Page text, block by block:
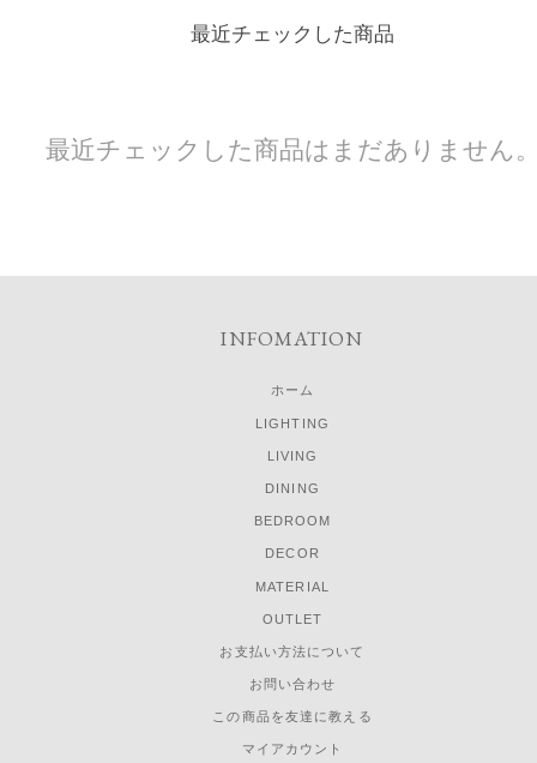
最近チェックした商品
最近チェックした商品はまだありません
INFOMATION
ホーム
LIGHTING
LIVING
DINING
BEDROOM
DECOR
MATERIAL
OUTLET
お支払い方法について
お問い合わせ
この商品を友達に教える
マイアカウント